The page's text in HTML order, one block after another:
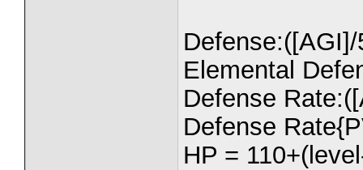
Defense:([AGI]/
Elemental
Defense
Defense
HP =